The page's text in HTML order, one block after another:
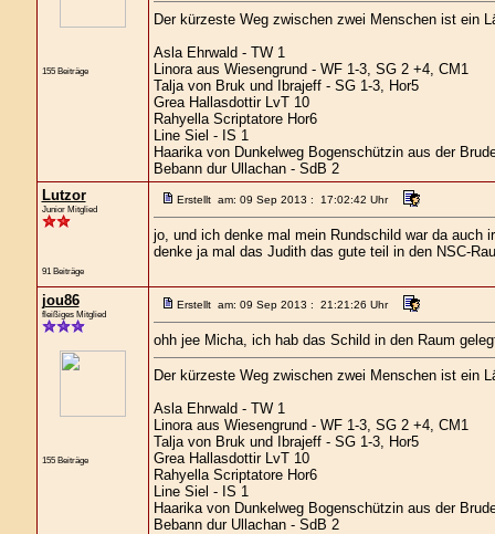
155 Beiträge
Der kürzeste Weg zwischen zwei Menschen ist ein
Asla Ehrwald - TW 1
Linora aus Wiesengrund - WF 1-3, SG 2 +4, CM1
Talja von Bruk und Ibrajeff - SG 1-3, Hor5
Grea Hallasdottir LvT 10
Rahyella Scriptatore Hor6
Line Siel - IS 1
Haarika von Dunkelweg Bogenschützin aus der
Bebann dur Ullachan - SdB 2
Lutzor
Junior Mitglied
91 Beiträge
Erstellt am: 09 Sep 2013 : 17:02:42 Uhr
jo, und ich denke mal mein Rundschild war da auch
denke ja mal das Judith das gute teil in den NSC-
jou86
fleißiges Mitglied
155 Beiträge
Erstellt am: 09 Sep 2013 : 21:21:26 Uhr
ohh jee Micha, ich hab das Schild in den Raum
Der kürzeste Weg zwischen zwei Menschen ist ein
Asla Ehrwald - TW 1
Linora aus Wiesengrund - WF 1-3, SG 2 +4, CM1
Talja von Bruk und Ibrajeff - SG 1-3, Hor5
Grea Hallasdottir LvT 10
Rahyella Scriptatore Hor6
Line Siel - IS 1
Haarika von Dunkelweg Bogenschützin aus der
Bebann dur Ullachan - SdB 2